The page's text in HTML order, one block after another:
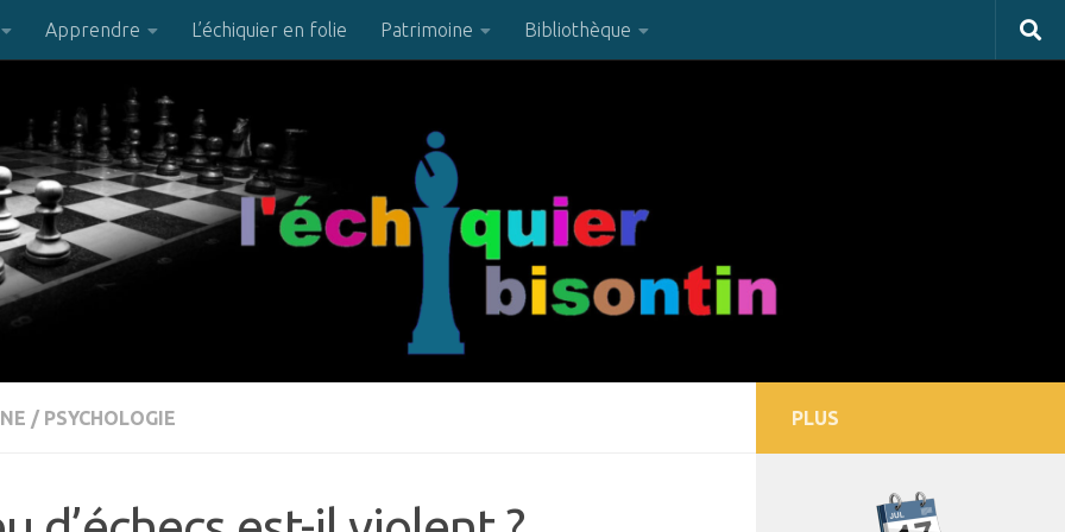
Apprendre L’échiquier en folie Patrimoine Bibliothèque
/ PSYCHOLOGIE PLUS